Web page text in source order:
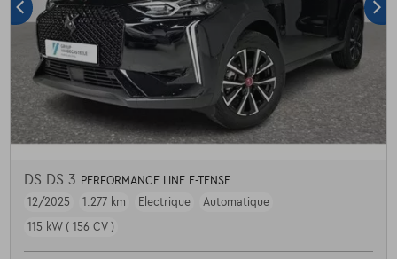
DS DS 3 PERFORMANCE LINE E-TENSE
12/2025
1.277 km Electrique
Automatique
115 kW ( 156 CV )